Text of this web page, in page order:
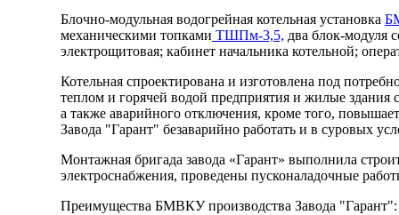
Блочно-модульная водогрейная котельная установка
механическими топками ТШПм-3,5, два блок-модуля
электрощитовая; кабинет начальника котельной;
Котельная спроектирована и изготовлена под
теплом и горячей водой предприятия и жилые здания
а также аварийного отключения, кроме того,
Завода "Гарант" безаварийно работать и в суровых
Монтажная бригада завода «Гарант» выполнила
электроснабжения, проведены пусконаладочные
Преимущества БМВКУ производства Завода "Гарант":